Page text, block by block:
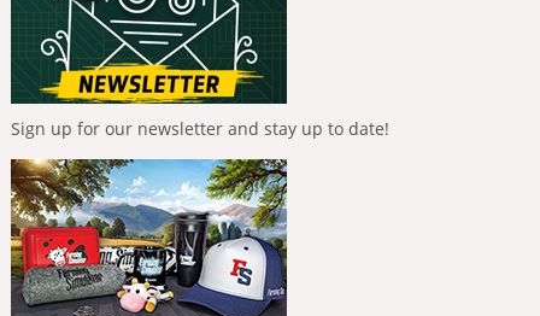
Sign up for our newsletter and stay up to date!